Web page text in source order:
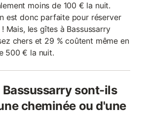
moins de 100 € la nuit.
est donc parfaite pour réserver
Mais, les gîtes à Bassussarry
chers et 29 % coûtent même en
500 € la nuit.
Bassussarry sont-ils
cheminée ou d'une